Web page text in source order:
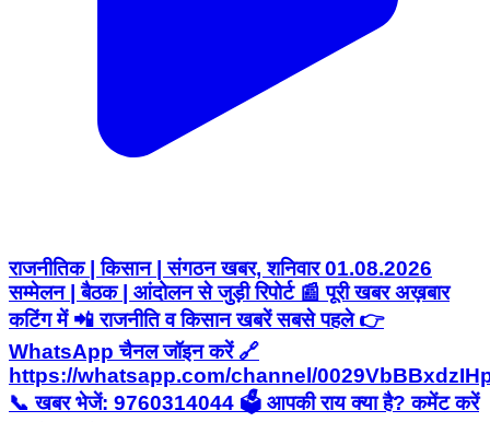
राजनीतिक | किसान | संगठन खबर, शनिवार 01.08.2026
सम्मेलन | बैठक | आंदोलन से जुड़ी रिपोर्ट 📰 पूरी खबर अख़बार
कटिंग में 📲 राजनीति व किसान खबरें सबसे पहले 👉
WhatsApp चैनल जॉइन करें 🔗
https://whatsapp.com/channel/
📞 खबर भेजें: 9760314044 🗳️ आपकी राय क्या है? कमेंट करें